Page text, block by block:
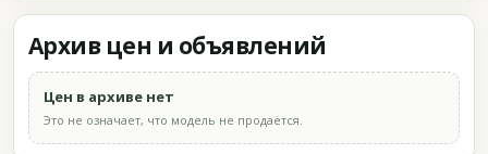
Архив цен и объявлений
Цен в архиве нет
Это не означает, что модель не продаётся.